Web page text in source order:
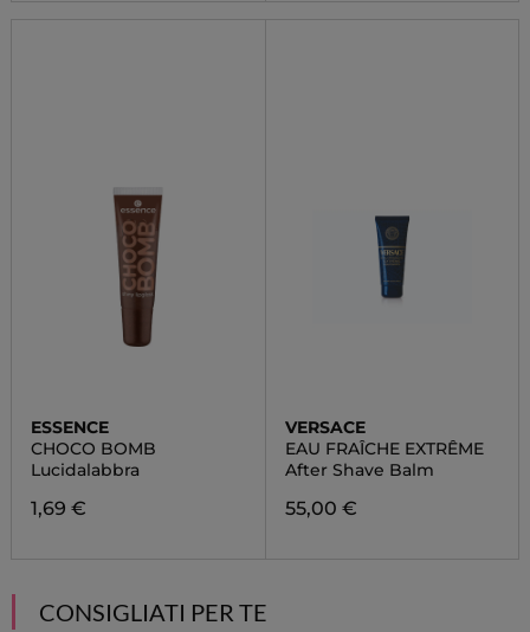
ESSENCE
CHOCO BOMB
Lucidalabbra
1,69 €
VERSACE
EAU FRAÎCHE EXTRÊME
After Shave Balm
55,00 €
CONSIGLIATI PER TE